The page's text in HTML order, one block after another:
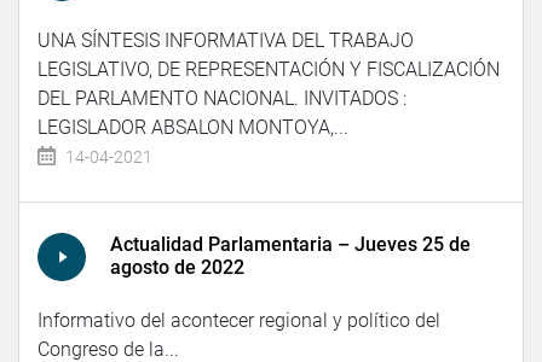
UNA SÍNTESIS INFORMATIVA DEL TRABAJO
LEGISLATIVO, DE REPRESENTACIÓN Y FISCALIZACIÓN
DEL PARLAMENTO NACIONAL. INVITADOS :
LEGISLADOR ABSALON MONTOYA,...
14-04-2021
Actualidad Parlamentaria – Jueves 25 de
agosto de 2022
Informativo del acontecer regional y político del
Congreso de la...